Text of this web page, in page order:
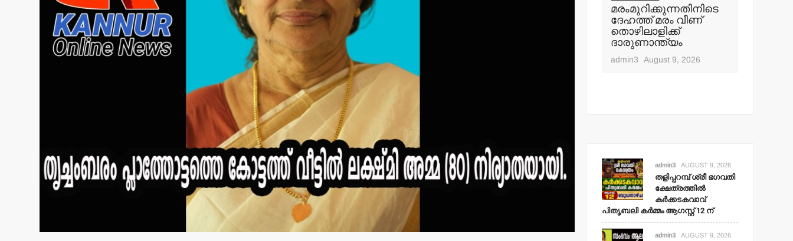
കഞ്ചാവുമായി അസം
സ്വദേശി അറസ്റ്റില്‍.
admin3
മരംമുറിക്കുന്നതിനിടെ
ദേഹത്ത് മരം വീണ്
തൊഴിലാളിക്ക്
ദാരുണാന്ത്യം
admin3 August 9, 2026
admin3 AUGUST 9, 2026
തളിപ്പറമ്പ് ശ്രീ ഭഗവതി
ക്ഷേത്രത്തില്‍
കര്‍ക്കടകവാവ്
പിതൃബലി കര്‍മ്മം ആഗസ്റ്റ് 12 ന്
admin3 AUGUST 9, 2026